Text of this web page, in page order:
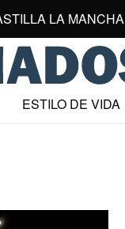
LA MANCHA
ESTILO DE VIDA